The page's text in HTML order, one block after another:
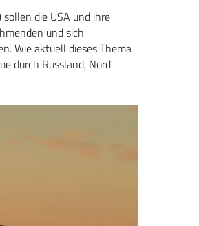
die USA und ihre
und sich
Wie aktuell dieses Thema
durch Russland, Nord-